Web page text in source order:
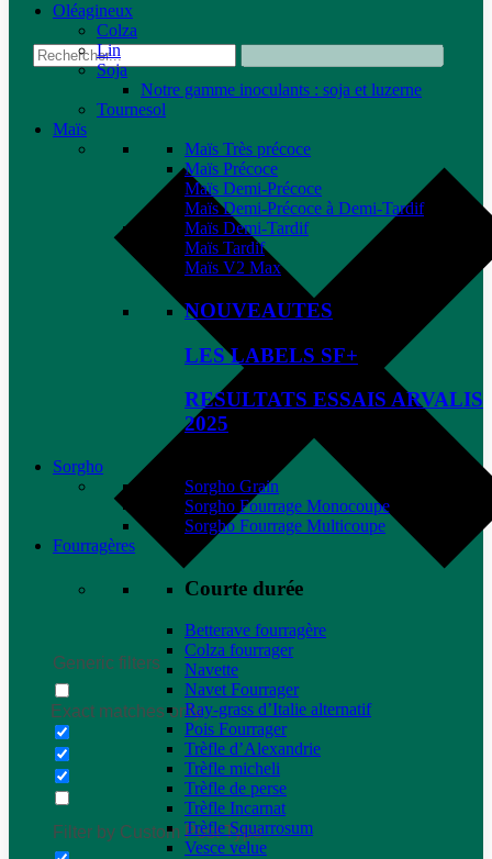
Generic filters
Exact matches only
Filter by Custom Post Type
Oléagineux
Colza
Lin
Soja
Notre gamme inoculants : soja et luzerne
Tournesol
Maïs
Maïs Très précoce
Maïs Précoce
Maïs Demi-Précoce
Maïs Demi-Précoce à Demi-Tardif
Maïs Demi-Tardif
Maïs Tardif
Maïs V2 Max
NOUVEAUTES
LES LABELS SF+
RESULTATS ESSAIS ARVALIS
2025
Sorgho
Sorgho Grain
Sorgho Fourrage Monocoupe
Sorgho Fourrage Multicoupe
Fourragères
Courte durée
Betterave fourragère
Colza fourrager
Navette
Navet Fourrager
Ray-grass d’Italie alternatif
Pois Fourrager
Trèfle d’Alexandrie
Trèfle micheli
Trèfle de perse
Trèfle Incarnat
Trèfle Squarrosum
Vesce velue